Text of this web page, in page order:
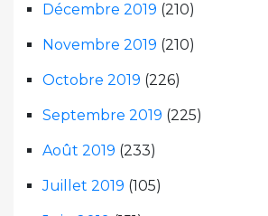
Décembre 2019 (210)
Novembre 2019 (210)
Octobre 2019 (226)
Septembre 2019 (225)
Août 2019 (233)
Juillet 2019 (105)